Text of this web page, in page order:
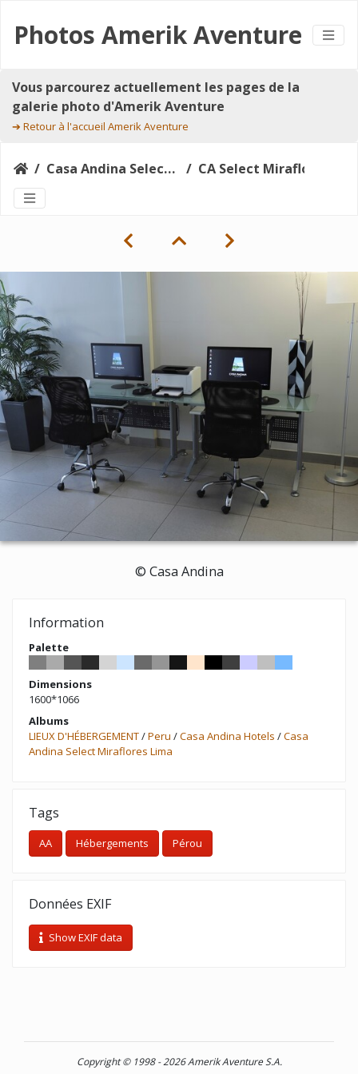
Photos Amerik Aventure
Vous parcourez actuellement les pages de la
galerie photo d'Amerik Aventure
➔ Retour à l'accueil Amerik Aventure
Casa Andina Select Miraflores Lima CA Select Miraflores_internet-center_30141864807_o
© Casa Andina
Information
Palette
Dimensions
1600*1066
Albums
LIEUX D'HÉBERGEMENT/Peru /Casa Andina Hotels /Casa
Andina Select Miraflores Lima
Tags
AA Hébergements Pérou
Données EXIF
Show EXIF data
Copyright © 1998 - 2026 Amerik Aventure S.A.